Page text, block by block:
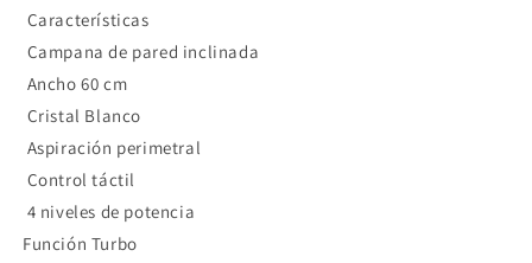
Características
Campana de pared inclinada
Ancho 60 cm
Cristal Blanco
Aspiración perimetral
Control táctil
4 niveles de potencia
Función Turbo